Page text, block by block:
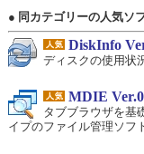
● 同カテゴリーの人気ソ
DiskInfo
ディスクの使用状
MDIE
タブブラウザを基
イプのファイル管理ソフ